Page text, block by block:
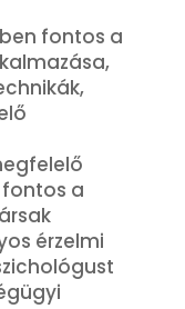
fontos a
a
érzelmi